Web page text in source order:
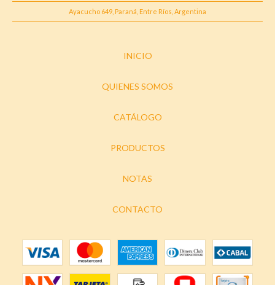
Ayacucho 649, Paraná, Entre Ríos, Argentina
INICIO
QUIENES SOMOS
CATÁLOGO
PRODUCTOS
NOTAS
CONTACTO